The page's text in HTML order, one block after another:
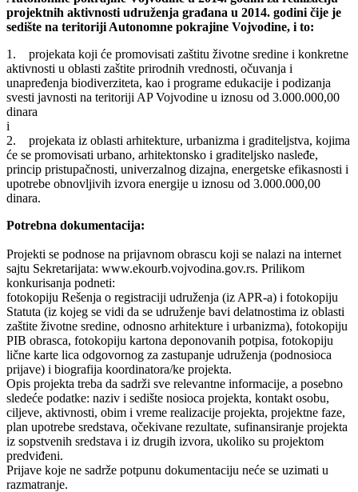
projektnih aktivnosti udruženja građana u 2014. godini čije je
sedište na teritoriji Autonomne pokrajine Vojvodine, i to:
1. projekata koji će promovisati zaštitu životne sredine i konkretne
aktivnosti u oblasti zaštite prirodnih vrednosti, očuvanja i
unapređenja biodiverziteta, kao i programe edukacije i podizanja
svesti javnosti na teritoriji AP Vojvodine u iznosu od 3.000.000,00
dinara
i
2. projekata iz oblasti arhitekture, urbanizma i graditeljstva, kojima
će se promovisati urbano, arhitektonsko i graditeljsko nasleđe,
princip pristupačnosti, univerzalnog dizajna, energetske efikasnosti i
upotrebe obnovljivih izvora energije u iznosu od 3.000.000,00
dinara.
Potrebna dokumentacija:
Projekti se podnose na prijavnom obrascu koji se nalazi na internet
sajtu Sekretarijata: www.ekourb.vojvodina.gov.rs. Prilikom
konkurisanja podneti:
fotokopiju Rešenja o registraciji udruženja (iz APR-a) i fotokopiju
Statuta (iz kojeg se vidi da se udruženje bavi delatnostima iz oblasti
zaštite životne sredine, odnosno arhitekture i urbanizma), fotokopiju
PIB obrasca, fotokopiju kartona deponovanih potpisa, fotokopiju
lične karte lica odgovornog za zastupanje udruženja (podnosioca
prijave) i biografija koordinatora/ke projekta.
Opis projekta treba da sadrži sve relevantne informacije, a posebno
sledeće podatke: naziv i sedište nosioca projekta, kontakt osobu,
ciljeve, aktivnosti, obim i vreme realizacije projekta, projektne faze,
plan upotrebe sredstava, očekivane rezultate, sufinansiranje projekta
iz sopstvenih sredstava i iz drugih izvora, ukoliko su projektom
predviđeni.
Prijave koje ne sadrže potpunu dokumentaciju neće se uzimati u
razmatranje.